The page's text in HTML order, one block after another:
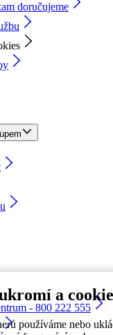
a
používáme nebo
doručujeme
- 800 222 555